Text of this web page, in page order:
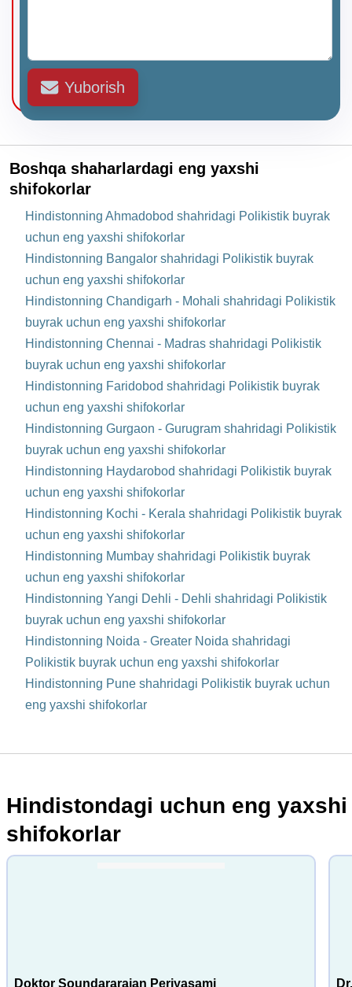
Yuborish
Boshqa shaharlardagi eng yaxshi
shifokorlar
Hindistonning Ahmadobod shahridagi Polikistik buyrak
uchun eng yaxshi shifokorlar
Hindistonning Bangalor shahridagi Polikistik buyrak
uchun eng yaxshi shifokorlar
Hindistonning Chandigarh - Mohali shahridagi Polikistik
buyrak uchun eng yaxshi shifokorlar
Hindistonning Chennai - Madras shahridagi Polikistik
buyrak uchun eng yaxshi shifokorlar
Hindistonning Faridobod shahridagi Polikistik buyrak
uchun eng yaxshi shifokorlar
Hindistonning Gurgaon - Gurugram shahridagi Polikistik
buyrak uchun eng yaxshi shifokorlar
Hindistonning Haydarobod shahridagi Polikistik buyrak
uchun eng yaxshi shifokorlar
Hindistonning Kochi - Kerala shahridagi Polikistik buyrak
uchun eng yaxshi shifokorlar
Hindistonning Mumbay shahridagi Polikistik buyrak
uchun eng yaxshi shifokorlar
Hindistonning Yangi Dehli - Dehli shahridagi Polikistik
buyrak uchun eng yaxshi shifokorlar
Hindistonning Noida - Greater Noida shahridagi
Polikistik buyrak uchun eng yaxshi shifokorlar
Hindistonning Pune shahridagi Polikistik buyrak uchun
eng yaxshi shifokorlar
Hindistondagi uchun eng yaxshi
shifokorlar
Doktor Soundararajan Periyasami